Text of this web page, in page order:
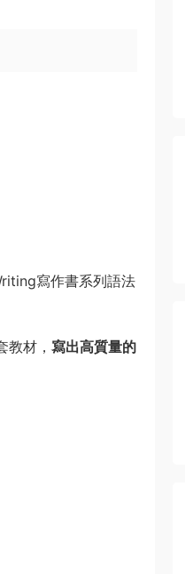
寫作書系列語法
教材，寫出高質量的